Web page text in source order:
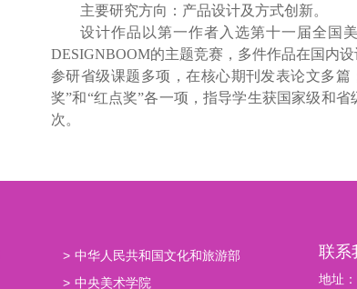
主要研究方向：产品设计及方式创新。
设计作品以第一作者入选第十一届全国
DESIGNBOOM的主题竞赛，多件作品在国内
参研省级课题多项，在核心期刊发表论文多
奖”和“红点奖”各一项，指导学生获国家级和
次。
> 中华人民共和国文化和旅游部
> 中央美术学院
联系
地址